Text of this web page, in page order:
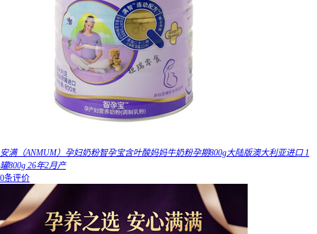
安满（ANMUM）孕妇奶粉智孕宝含叶酸妈妈牛奶粉孕期800g大陆版澳大利亚进口 1
罐800g 26年2月产
0条评价